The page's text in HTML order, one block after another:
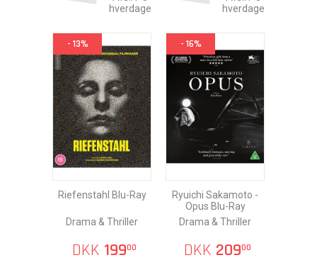
hverdage
hverdage
- 13%
Riefenstahl Blu-Ray
Drama & Thriller
DKK 19900
- 16%
Ryuichi Sakamoto -
Opus Blu-Ray
Drama & Thriller
DKK 20900